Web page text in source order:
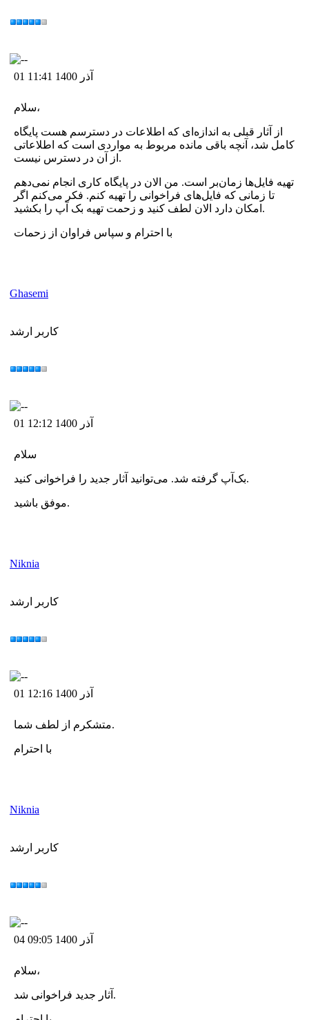
01 آذر 1400 11:41
سلام،
از آثار قبلی به اندازه‌ای که اطلاعات در دسترسم هست پایگاه
کامل شد، آنچه باقی مانده مربوط به مواردی است که اطلاعاتی
از آن در دسترس نیست.
تهیه فایل‌ها زمان‌بر است. من الان در پایگاه کاری انجام نمی‌دهم
تا زمانی که فایل‌های فراخوانی را تهیه کنم. فکر می‌کنم اگر
امکان دارد الان لطف کنید و زحمت تهیه بک آپ را بکشید.
با احترام و سپاس فراوان از زحمات
Ghasemi
کاربر ارشد
01 آذر 1400 12:12
سلام
بک‌آپ گرفته شد. می‌توانید آثار جدید را فراخوانی کنید.
موفق باشید.
Niknia
کاربر ارشد
01 آذر 1400 12:16
متشکرم از لطف شما.
با احترام
Niknia
کاربر ارشد
04 آذر 1400 09:05
سلام،
آثار جدید فراخوانی شد.